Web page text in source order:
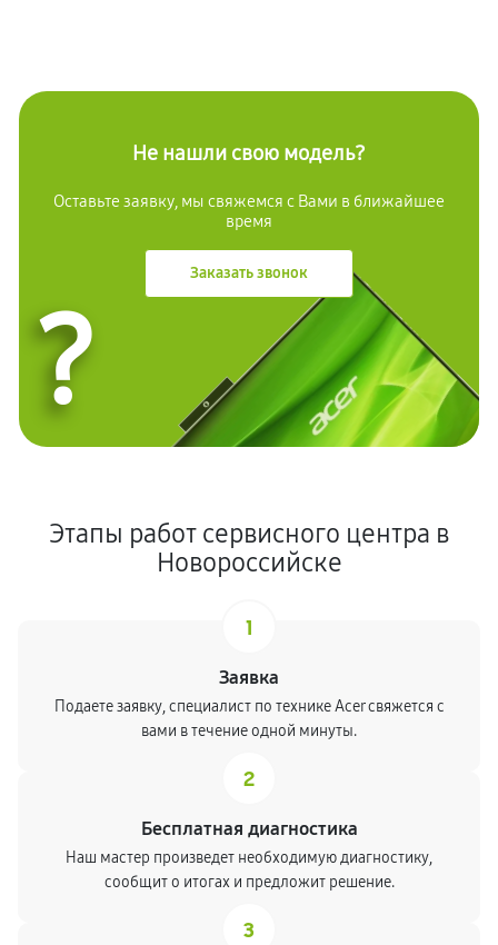
Не нашли свою модель?
Оставьте заявку, мы свяжемся с Вами в ближайшее
время
Заказать звонок
?
Этапы работ сервисного центра в
Новороссийске
1
Заявка
Подаете заявку, специалист по технике Acer свяжется с
вами в течение одной минуты.
2
Бесплатная диагностика
Наш мастер произведет необходимую диагностику,
сообщит о итогах и предложит решение.
3